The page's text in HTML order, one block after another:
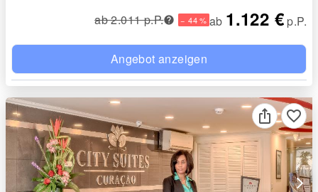
ab 2.011 p.P. − 44 % ab 1.122 € p.P.
Angebot anzeigen
arrow_forward_ios
favorite_border